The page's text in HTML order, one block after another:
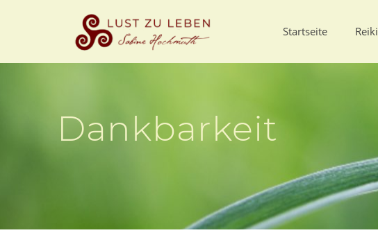
Startseite Reiki
Dankbarkeit